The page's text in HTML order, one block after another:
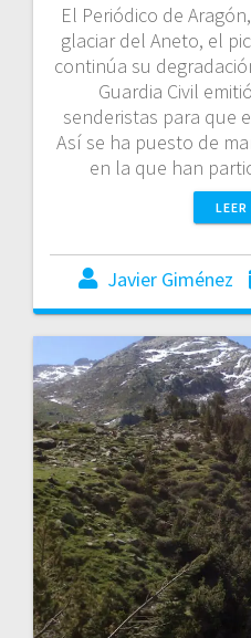
El Periódico de
glaciar del Aneto, el
continúa su
Guardia Civil
senderistas para que
Así se ha puesto de
en la que han
LEER
Javier Giménez